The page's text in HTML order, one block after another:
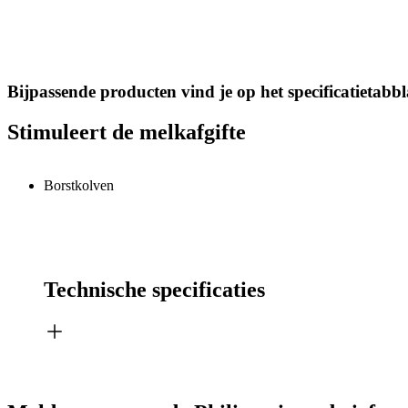
Bijpassende producten vind je op het
Stimuleert de melkafgifte
Borstkolven
Technische specificaties